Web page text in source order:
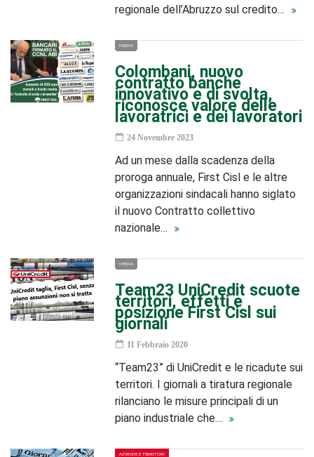
regionale dell’Abruzzo sul credito…
MEDIA
Colombani, nuovo
contratto banche
innovativo e di svolta,
riconosce valore delle
lavoratrici e dei lavoratori
24 Novembre 2023
Ad un mese dalla scadenza della
proroga annuale, First Cisl e le altre
organizzazioni sindacali hanno siglato
il nuovo Contratto collettivo
nazionale…
MEDIA
Team23 UniCredit scuote
territori, effetti e
posizione First Cisl sui
giornali
11 Febbraio 2020
“Team23” di UniCredit e le ricadute sui
territori. I giornali a tiratura regionale
rilanciano le misure principali di un
piano industriale che…
AZIENDE E TERRITORI